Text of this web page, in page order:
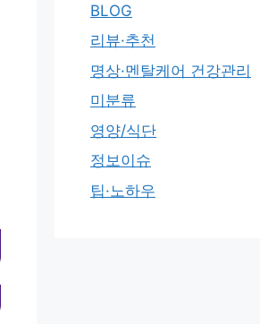
BLOG
리뷰·추천
명상·멘탈케어 건강관리
미분류
영양/식단
정보이슈
팁·노하우